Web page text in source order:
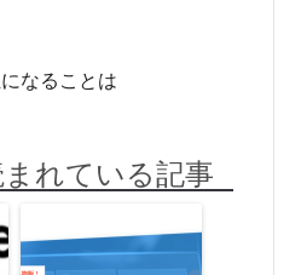
なることは
れている記事